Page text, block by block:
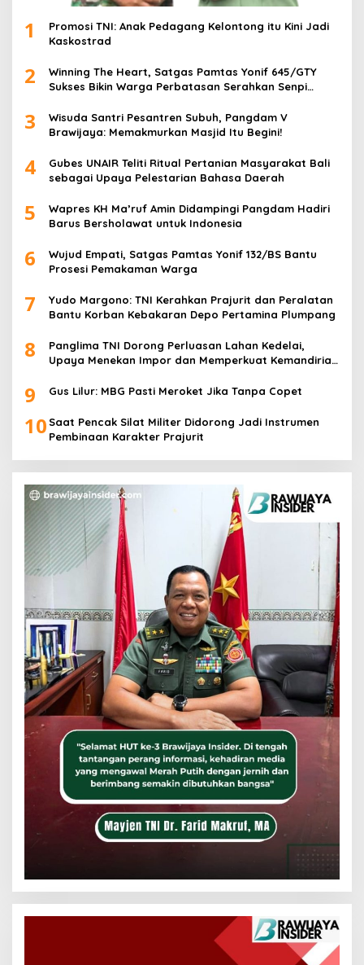
1
Promosi TNI: Anak Pedagang Kelontong itu Kini Jadi
Kaskostrad
2
Winning The Heart, Satgas Pamtas Yonif 645/GTY
Sukses Bikin Warga Perbatasan Serahkan Senpi
3
Wisuda Santri Pesantren Subuh, Pangdam V
Brawijaya: Memakmurkan Masjid Itu Begini!
4
Gubes UNAIR Teliti Ritual Pertanian Masyarakat Bali
sebagai Upaya Pelestarian Bahasa Daerah
5
Wapres KH Ma’ruf Amin Didampingi Pangdam Hadiri
Barus Bersholawat untuk Indonesia
6
Wujud Empati, Satgas Pamtas Yonif 132/BS Bantu
Prosesi Pemakaman Warga
7
Yudo Margono: TNI Kerahkan Prajurit dan Peralatan
Bantu Korban Kebakaran Depo Pertamina Plumpang
8
Panglima TNI Dorong Perluasan Lahan Kedelai,
Upaya Menekan Impor dan Memperkuat Kemandirian
9 Gus Lilur: MBG Pasti Meroket Jika Tanpa Copet
10 Saat Pencak Silat Militer Didorong Jadi Instrumen
Pembinaan Karakter Prajurit